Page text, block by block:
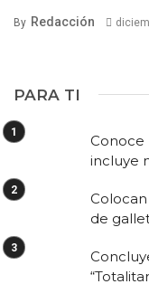
By Redacción
PARA TI
Conoce
incluye
de